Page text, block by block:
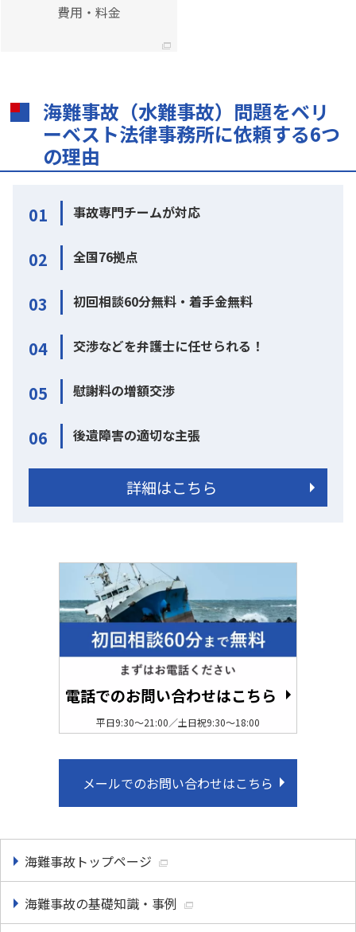
費用・料金
海難事故（水難事故）問題をベリ
ーベスト法律事務所に依頼する6つ
の理由
01 事故専門チームが対応
02 全国76拠点
03 初回相談60分無料・着手金無料
04 交渉などを弁護士に任せられる！
05 慰謝料の増額交渉
06 後遺障害の適切な主張
詳細はこちら
電話でのお問い合わせはこちら
平日9:30〜21:00／土日祝9:30〜18:00
メールでのお問い合わせはこちら
海難事故トップページ
海難事故の基礎知識・事例